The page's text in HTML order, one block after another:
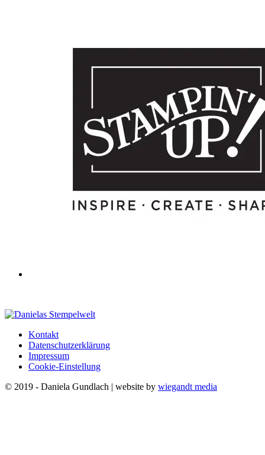
Kontakt
Datenschutzerklärung
Impressum
Cookie-Einstellung
© 2019 - Daniela Gundlach | website by wiegandt media